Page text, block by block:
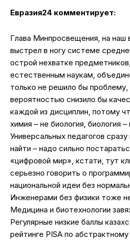
Евразия24 комментирует:
Глава Минпросвещения, на наш
выстрел в ногу системе
острой нехватке
естественным наукам,
только не решило бы
вероятностью снизило бы
каждой из дисциплин, потому
химия – не биология, биология –
Универсальных педагогов
найти – надо сильно
«цифровой мир», кстати, тут
серьезно говорить о
национальной идеи без
Инженерами без физики тоже
Медицина и биотехнологии
Регулярные низкие баллы
рейтинге PISA по